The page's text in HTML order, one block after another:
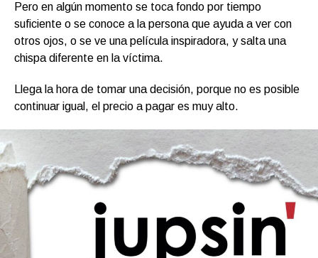
Pero en algún momento se toca fondo por tiempo
suficiente o se conoce a la persona que ayuda a ver con
otros ojos, o se ve una película inspiradora, y salta una
chispa diferente en la víctima.
Llega la hora de tomar una decisión, porque no es posible
continuar igual, el precio a pagar es muy alto.